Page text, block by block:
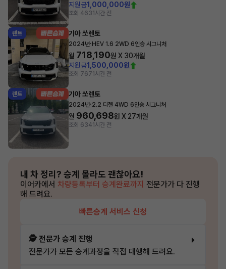
지원금1,000,000원
조회 4631시간 전
렌트 기아 쏘렌토
2024년· HEV 1.6 2WD 6인승 시그니처
월 718,190원 X 30개월
지원금1,500,000원
조회 7671시간 전
렌트 기아 쏘렌토
2024년·2.2 디젤 4WD 6인승 시그니처
월 960,698원 X 27개월
조회 6341시간 전
내 차 정리? 승계 몰라도 괜찮아요!
이어카에서 차량등록부터 승계완료까지 전문가가 다 진행
해 드려요.
빠른승계 서비스 신청
🕵️ 전문가 승계 진행
전문가가 모든 승계과정을 직접 대행해 드려요.